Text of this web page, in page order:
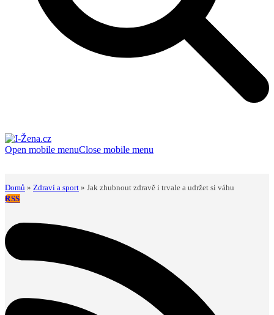
Open mobile menuClose mobile menu
Domů » Zdraví a sport » Jak zhubnout zdravě i trvale a udržet si váhu
RSS